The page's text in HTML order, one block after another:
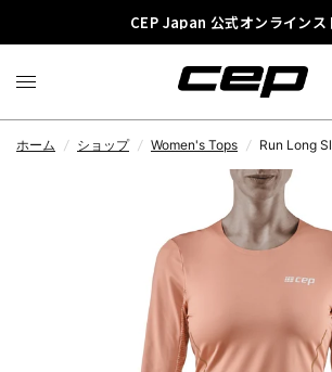
CEP Japan 公式オンラインス
ホーム / ショップ / Women's Tops / Run Long